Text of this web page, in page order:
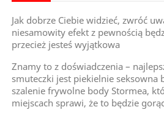
Jak dobrze Ciebie widzieć, zwróć
niesamowity efekt z pewnością
przecież jesteś wyjątkowa
Znamy to z doświadczenia –
smuteczki jest piekielnie seksowna
szalenie frywolne body Stormea,
miejscach sprawi, że to będzie